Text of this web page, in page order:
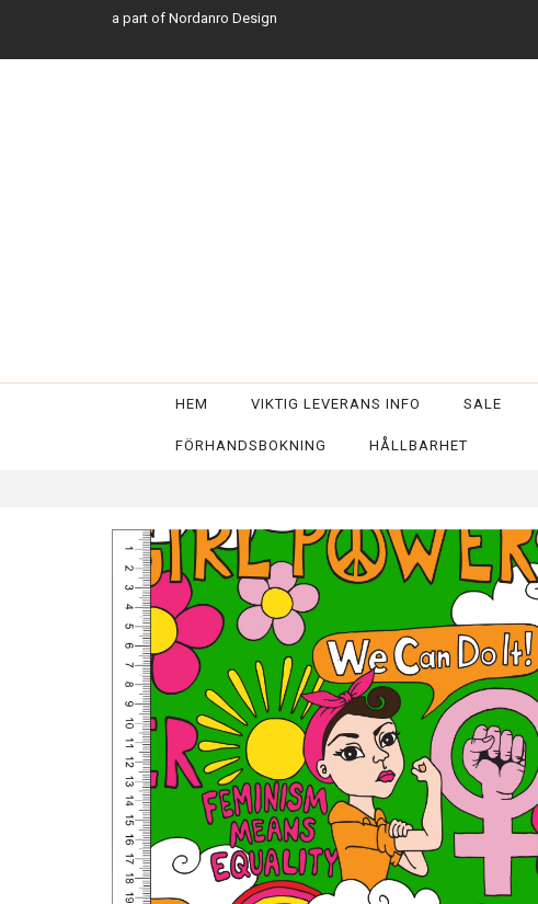
a part of Nordanro Design
HEM VIKTIG LEVERANS INFO SALE
FÖRHANDSBOKNING HÅLLBARHET